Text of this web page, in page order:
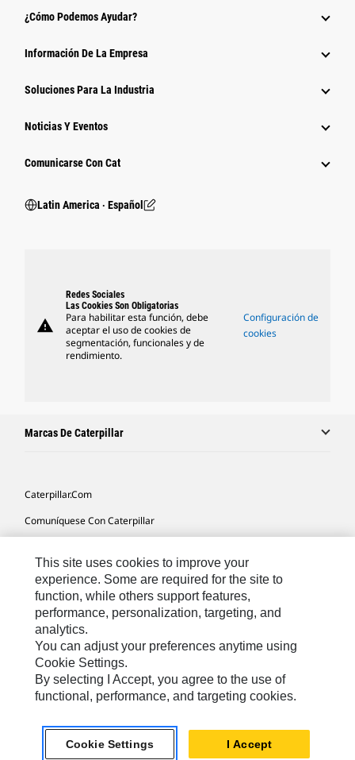
¿Cómo Podemos Ayudar?
Información De La Empresa
Soluciones Para La Industria
Noticias Y Eventos
Comunicarse Con Cat
Latin America ‧ Español
warning
Redes Sociales
Las Cookies Son Obligatorias
Para habilitar esta función, debe
aceptar el uso de cookies de
segmentación, funcionales y de
rendimiento.
Configuración de
cookies
Marcas De Caterpillar
Caterpillar.com
Comuníquese Con Caterpillar
Mapa Del Sitio
Cookie Settings
Avisos Legales
Privacidad
Español
reservados.
This site uses cookies to improve your
experience. Some are required for the site to
function, while others support features,
performance, personalization, targeting, and
analytics.
You can adjust your preferences anytime using
Cookie Settings.
By selecting I Accept, you agree to the use of
functional, performance, and targeting cookies.
Cookie Settings I Accept